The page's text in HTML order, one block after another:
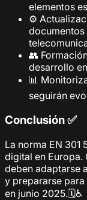
elementos
⚙️
documentos
👥
desarrollo
📊
seguirán
Conclusión ✅
La norma EN 301
digital en Europa.
deben adaptarse
y prepararse
en junio 2025.🗓️♿